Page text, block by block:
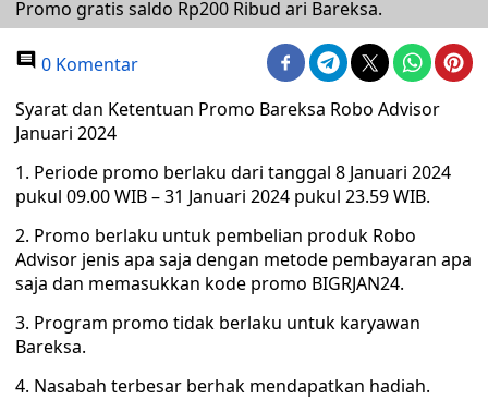
Promo gratis saldo Rp200 Ribud ari Bareksa.
0 Komentar
Syarat dan Ketentuan Promo Bareksa Robo Advisor
Januari 2024
1. Periode promo berlaku dari tanggal 8 Januari 2024
pukul 09.00 WIB – 31 Januari 2024 pukul 23.59 WIB.
2. Promo berlaku untuk pembelian produk Robo
Advisor jenis apa saja dengan metode pembayaran apa
saja dan memasukkan kode promo BIGRJAN24.
3. Program promo tidak berlaku untuk karyawan
Bareksa.
4. Nasabah terbesar berhak mendapatkan hadiah.